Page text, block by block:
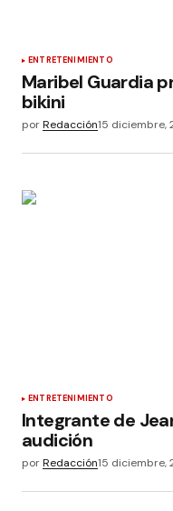
ENTRETENIMIENTO
Maribel Guardia
bikini
porRedacción15 diciembre,
ENTRETENIMIENTO
Integrante de
audición
porRedacción15 diciembre,